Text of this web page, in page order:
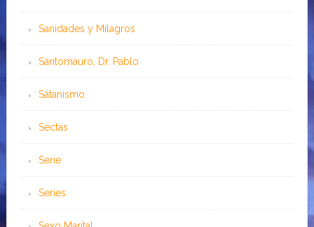
Sanidades y Milagros
Santomauro, Dr. Pablo
Satanismo
Sectas
Serie
Series